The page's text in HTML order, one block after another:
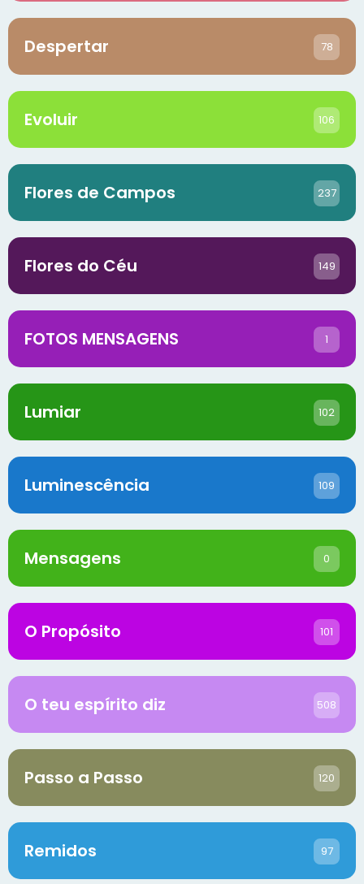
Despertar 78
Evoluir 106
Flores de Campos 237
Flores do Céu 149
FOTOS MENSAGENS 1
Lumiar 102
Luminescência 109
Mensagens 0
O Propósito 101
O teu espírito diz 508
Passo a Passo 120
Remidos 97